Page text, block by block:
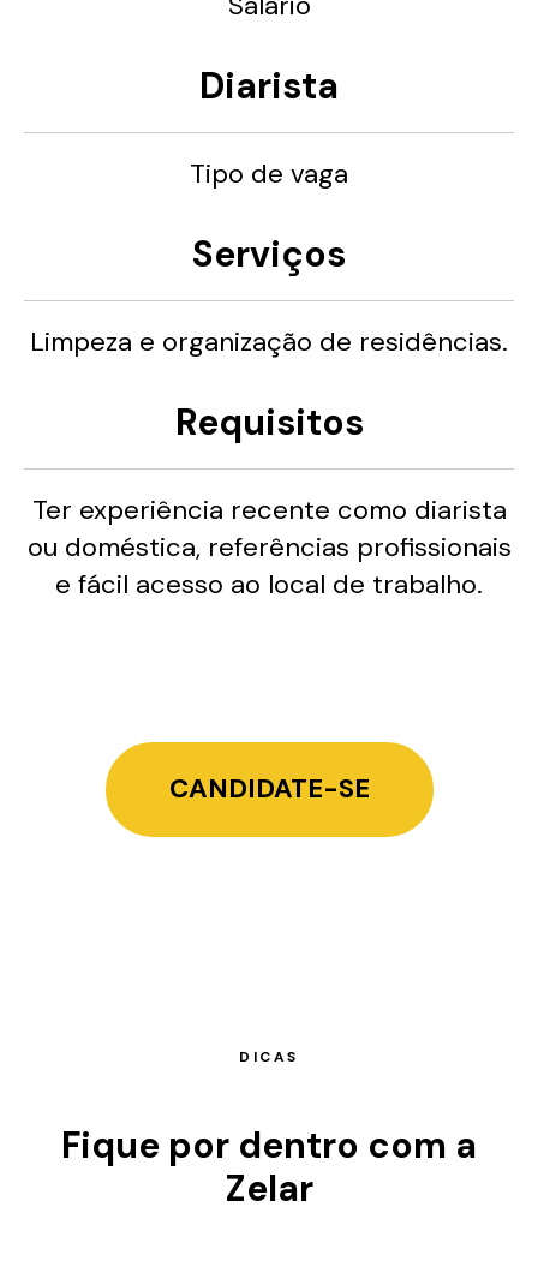
Diarista
Tipo de vaga
Serviços
Limpeza e organização de residências.
Requisitos
Ter experiência recente como diarista
ou doméstica, referências profissionais
e fácil acesso ao local de trabalho.
CANDIDATE-SE
DICAS
Fique por dentro com a
Zelar